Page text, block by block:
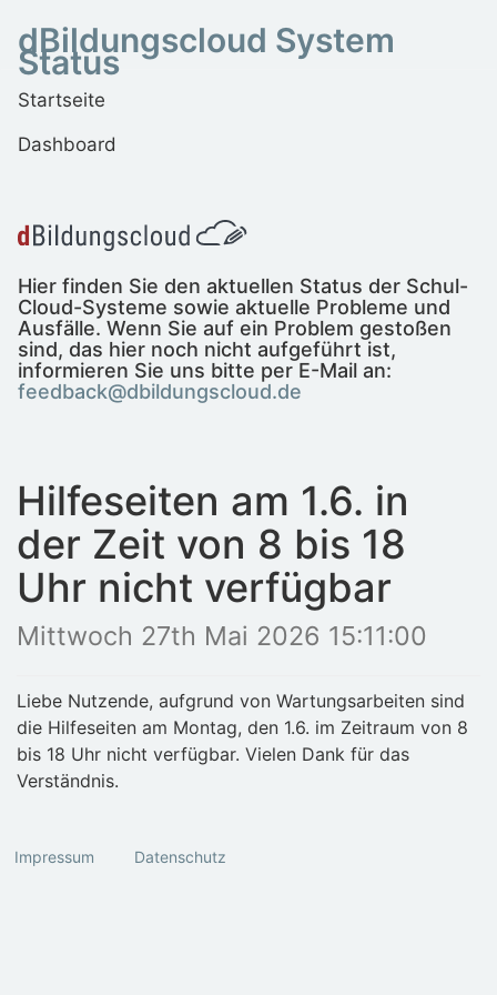
dBildungscloud System
Status
Startseite
Dashboard
Hier finden Sie den aktuellen Status der Schul-
Cloud-Systeme sowie aktuelle Probleme und
Ausfälle. Wenn Sie auf ein Problem gestoßen
sind, das hier noch nicht aufgeführt ist,
informieren Sie uns bitte per E-Mail an:
feedback@dbildungscloud.de
Hilfeseiten am 1.6. in
der Zeit von 8 bis 18
Uhr nicht verfügbar
Mittwoch 27th Mai 2026 15:11:00
Liebe Nutzende, aufgrund von Wartungsarbeiten sind
die Hilfeseiten am Montag, den 1.6. im Zeitraum von 8
bis 18 Uhr nicht verfügbar. Vielen Dank für das
Verständnis.
Impressum Datenschutz